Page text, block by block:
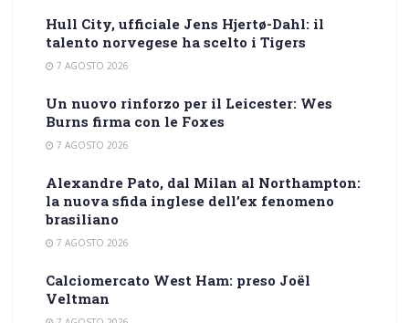
Hull City, ufficiale Jens Hjertø-Dahl: il
talento norvegese ha scelto i Tigers
7 AGOSTO 2026
Un nuovo rinforzo per il Leicester: Wes
Burns firma con le Foxes
7 AGOSTO 2026
Alexandre Pato, dal Milan al Northampton:
la nuova sfida inglese dell’ex fenomeno
brasiliano
7 AGOSTO 2026
Calciomercato West Ham: preso Joël
Veltman